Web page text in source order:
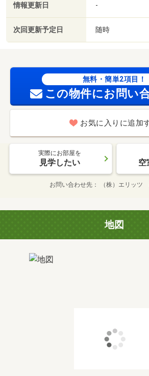
情報更新日 -
次回更新予定日 随時
無料・簡単2項目！
この物件にお問い
お気に入りに追加
実際にお部屋を
見学したい 空
お問い合わせ先 （株）エリッツ
地図